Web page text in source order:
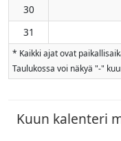
30
31
* Kaikki ajat ovat
Taulukossa voi näkyä "-"
Kuun kalenteri